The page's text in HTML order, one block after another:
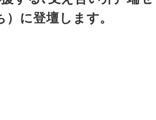
に登壇します。